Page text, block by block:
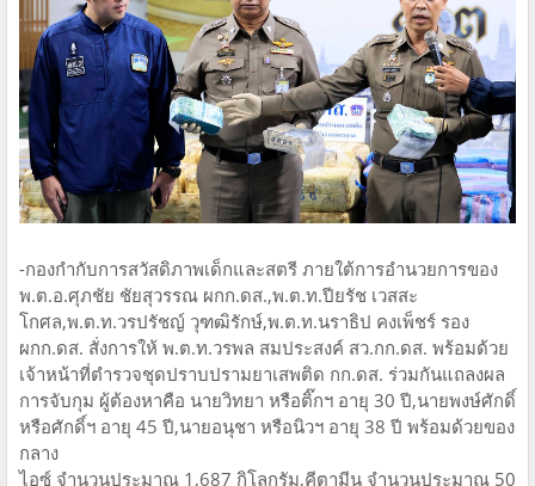
-กองกำกับการสวัสดิภาพเด็กและสตรี ภายใต้การอำนวยการของ
พ.ต.อ.ศุภชัย ชัยสุวรรณ ผกก.ดส.,พ.ต.ท.ปียรัช เวสสะ
โกศล,พ.ต.ท.วรปรัชญ์ วุฑฒิรักษ์,พ.ต.ท.นราธิป คงเพ็ชร์ รอง
ผกก.ดส. สั่งการให้ พ.ต.ท.วรพล สมประสงค์ สว.กก.ดส. พร้อมด้วย
เจ้าหน้าที่ตำรวจชุดปราบปรามยาเสพติด กก.ดส. ร่วมกันแถลงผล
การจับกุม ผู้ต้องหาคือ นายวิทยา หรือติ๊กฯ อายุ 30 ปี,นายพงษ์ศักดิ์
หรือศักดิ์ฯ อายุ 45 ปี,นายอนุชา หรือนิวฯ อายุ 38 ปี พร้อมด้วยของ
กลาง
ไอซ์ จำนวนประมาณ 1,687 กิโลกรัม,คีตามีน จำนวนประมาณ 50